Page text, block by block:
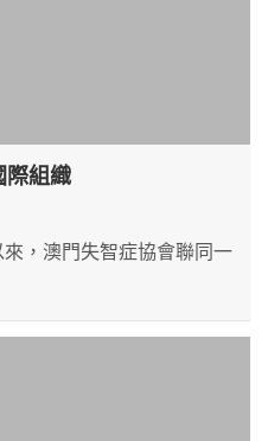
際組織
來，澳門失智症協會聯同一